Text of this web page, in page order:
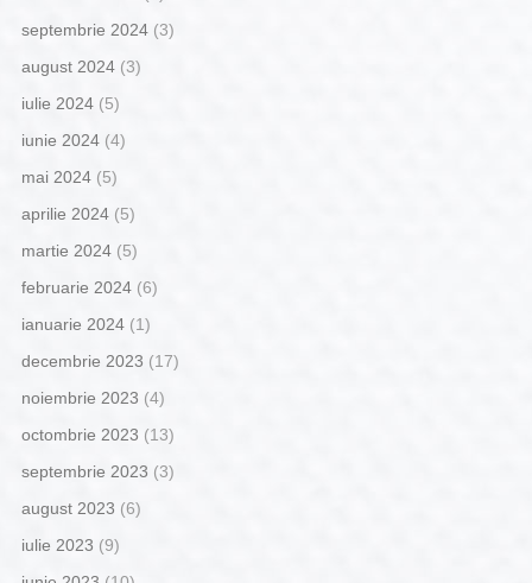
septembrie 2024(3)
august 2024(3)
iulie 2024(5)
iunie 2024(4)
mai 2024(5)
aprilie 2024(5)
martie 2024(5)
februarie 2024(6)
ianuarie 2024(1)
decembrie 2023 (17)
noiembrie 2023 (4)
octombrie 2023 (13)
septembrie 2023 (3)
august 2023 (6)
iulie 2023 (9)